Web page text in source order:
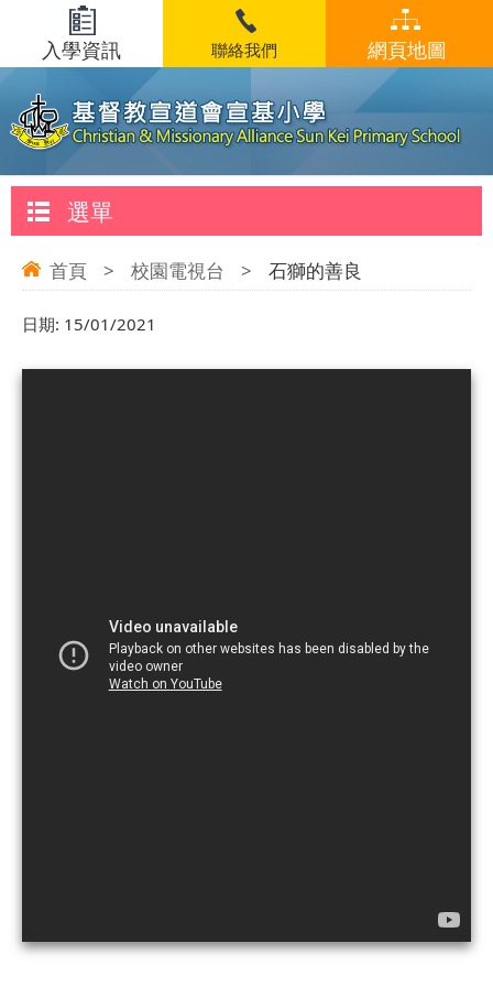
入學資訊 聯絡我們 網頁地圖
選單
首頁 > 校園電視台 > 石獅的善良
日期: 15/01/2021